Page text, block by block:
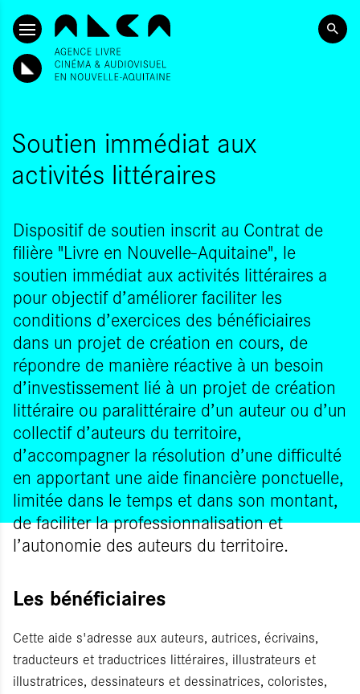
ALLER AU CONTENU PRINCIPAL
Soutien immédiat aux
activités littéraires
Dispositif de soutien inscrit au Contrat de
filière "Livre en Nouvelle-Aquitaine", le
soutien immédiat aux activités littéraires a
pour objectif d’améliorer faciliter les
conditions d’exercices des bénéficiaires
dans un projet de création en cours, de
répondre de manière réactive à un besoin
d’investissement lié à un projet de création
littéraire ou paralittéraire d’un auteur ou d’un
collectif d’auteurs du territoire,
d’accompagner la résolution d’une difficulté
en apportant une aide financière ponctuelle,
limitée dans le temps et dans son montant,
de faciliter la professionnalisation et
l’autonomie des auteurs du territoire.
Les bénéficiaires
Cette aide s'adresse aux auteurs, autrices, écrivains,
traducteurs et traductrices littéraires, illustrateurs et
illustratrices, dessinateurs et dessinatrices, coloristes,